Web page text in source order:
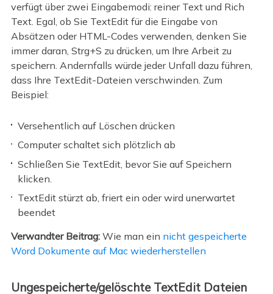
verfügt über zwei Eingabemodi: reiner Text und Rich
Text. Egal, ob Sie TextEdit für die Eingabe von
Absätzen oder HTML-Codes verwenden, denken Sie
immer daran, Strg+S zu drücken, um Ihre Arbeit zu
speichern. Andernfalls würde jeder Unfall dazu führen,
dass Ihre TextEdit-Dateien verschwinden. Zum
Beispiel:
Versehentlich auf Löschen drücken
Computer schaltet sich plötzlich ab
Schließen Sie TextEdit, bevor Sie auf Speichern
klicken.
TextEdit stürzt ab, friert ein oder wird unerwartet
beendet
Verwandter Beitrag:Wie man ein nicht gespeicherte
Word Dokumente auf Mac wiederherstellen
Ungespeicherte/gelöschte TextEdit Dateien